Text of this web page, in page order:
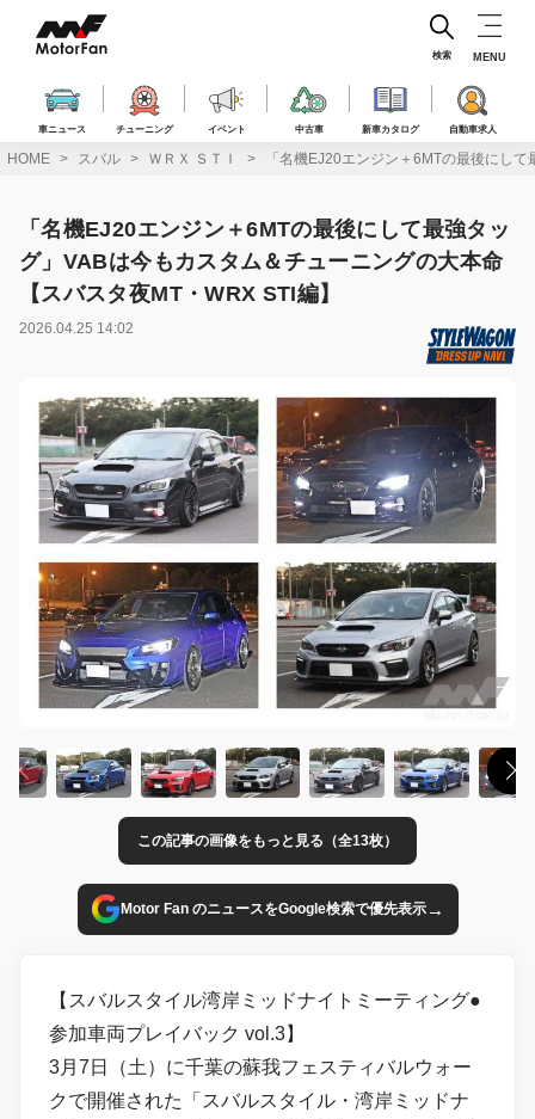
ス
車ニュース チューニング イベント 中古車 新車カタログ 自動車求人
検索 MENU
HOME スバル ＷＲＸ ＳＴＩ 「名機EJ20エンジン＋6MTの最後にし
「名機EJ20エンジン＋6MTの最後にして最強タッ
グ」VABは今もカスタム＆チューニングの大本命
【スバスタ夜MT・WRX STI編】
2026.04.25 14:02
この記事の画像をもっと見る（全13枚）
Motor Fan のニュースをGoogle検索で優先表示→
【スバルスタイル湾岸ミッドナイトミーティング●
参加車両プレイバック vol.3】
3月7日（土）に千葉の蘇我フェスティバルウォー
クで開催された「スバルスタイル・湾岸ミッドナ